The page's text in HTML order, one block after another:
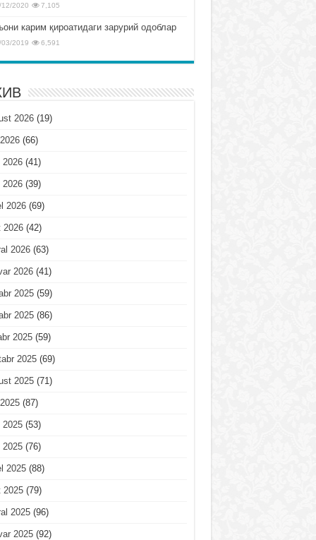
2020 7,105
карим қироатидаги зарурий одоблар
2019 6,591
2026(19)
(66)
(41)
(39)
2026(69)
2026(42)
2026(63)
2026(41)
2025(59)
2025(86)
2025(59)
2025(69)
2025(71)
(87)
(53)
(76)
2025(88)
2025(79)
2025(96)
2025(92)